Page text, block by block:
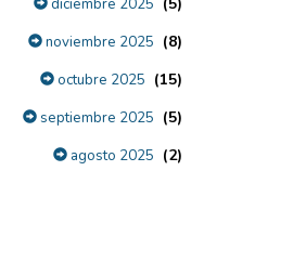
diciembre 2025
noviembre 2025 (8)
octubre 2025 (15)
septiembre 2025 (5)
agosto 2025 (2)